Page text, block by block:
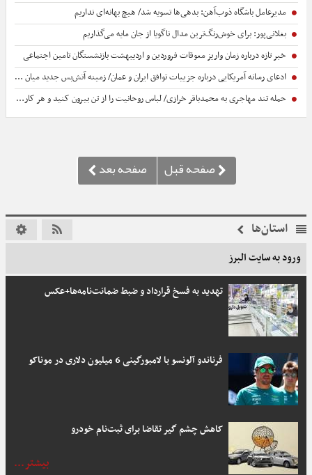
مدیرعامل باشگاه ذوب‌آهن: ‌بدهی‌ها ‌تسویه شد/ هیچ بهانه‌ای نداریم
بغلانی‌پور: برای خوش‌رنگ‌ترین مدال ناگویا از جان مایه می‌گذاریم
خبر تازه درباره زمان واریز معوقات فروردین و اردیبهشت بازنشستگان تامین اجتماعی
ادعای رسانه آمریکایی درباره جزییات توافق ایران و عمان/ زمینه آتش‌بس جدید میان واشنگتن و تهران فراهم می‌شود
حمله تند مهاجری به محمدباقر خرازی/ لباس روحانیت را از تن بیرون کنید و هر کار زشتی می خواهید انجام دهید/ لااقل دین خدا را آلوده نکنید
استان‌ها
ورود به سایت البرز
تهدید به فسخ قرارداد و ضبط ضمانت‌نامه‌ها+عکس
فرناندو آلونسو با لامبورگینی 6 میلیون دلاری در موناکو
کاهش چشم گیر تقاضا برای ثبت‌نام خودرو
بیشتر